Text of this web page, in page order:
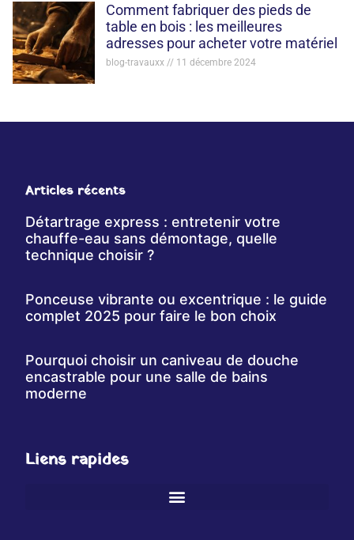
Comment fabriquer des pieds de
table en bois : les meilleures
adresses pour acheter votre matériel
blog-travauxx 11 décembre 2024
Articles récents
Détartrage express : entretenir votre
chauffe-eau sans démontage, quelle
technique choisir ?
Ponceuse vibrante ou excentrique : le guide
complet 2025 pour faire le bon choix
Pourquoi choisir un caniveau de douche
encastrable pour une salle de bains
moderne
Liens rapides